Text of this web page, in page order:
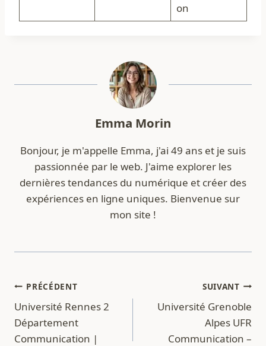
on
Emma Morin
Bonjour, je m'appelle Emma, j'ai 49 ans et je suis
passionnée par le web. J'aime explorer les
dernières tendances du numérique et créer des
expériences en ligne uniques. Bienvenue sur
mon site !
Navigation
de
PRÉCÉDENT
Université Rennes 2
Département
Communication |
SUIVANT
Université Grenoble
Alpes UFR
Communication –